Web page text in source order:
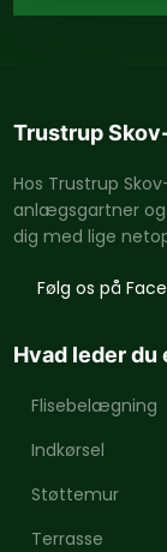
Trustrup
Hos Trustrup
anlægsgartner
dig med lige
​Følg os på
Hvad leder du
Flisebelægning
Indkørsel
Støttemur
Terrasse